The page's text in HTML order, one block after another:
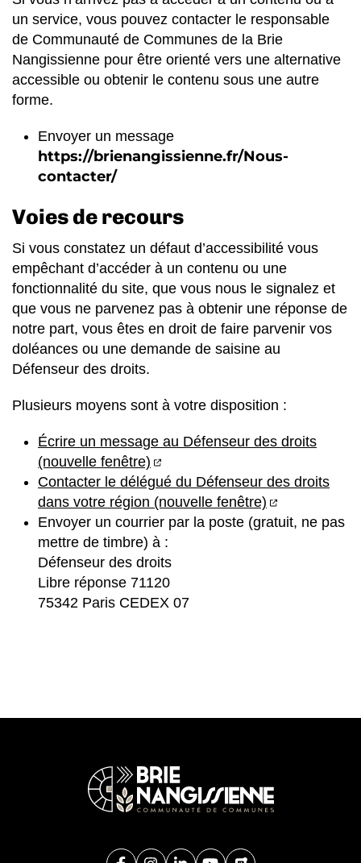
un service, vous pouvez contacter le responsable
de Communauté de Communes de la Brie
Nangissienne pour être orienté vers une alternative
accessible ou obtenir le contenu sous une autre
forme.
Envoyer un message
https://brienangissienne.fr/Nous-
contacter/
Voies de recours
Si vous constatez un défaut d’accessibilité vous
empêchant d’accéder à un contenu ou une
fonctionnalité du site, que vous nous le signalez et
que vous ne parvenez pas à obtenir une réponse de
notre part, vous êtes en droit de faire parvenir vos
doléances ou une demande de saisine au
Défenseur des droits.
Plusieurs moyens sont à votre disposition :
Écrire un message au Défenseur des droits
(nouvelle fenêtre)
(ouverture dans un nouvel
Contacter le délégué du Défenseur des droits
dans votre région (nouvelle fenêtre)
(ouverture
Envoyer un courrier par la poste (gratuit, ne pas
mettre de timbre) à :
Défenseur des droits
Libre réponse 71120
75342 Paris CEDEX 07